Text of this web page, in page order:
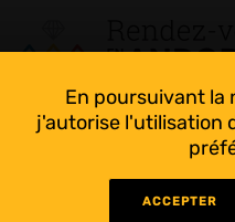
En poursuivant la
j'autorise l'utilisation
ACCEPTER
Tout suivre